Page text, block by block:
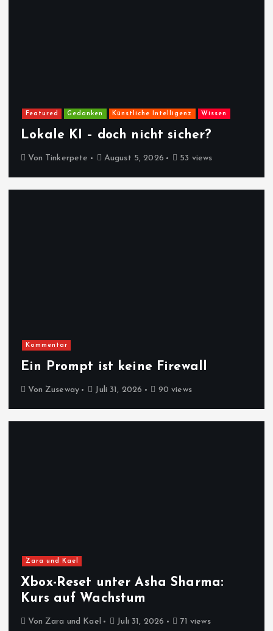
Featured Gedanken Künstliche Intelligenz Wissen
Lokale KI – doch nicht sicher?
Von Tinkerpete August 5, 2026 53 views
Kommentar
Ein Prompt ist keine Firewall
Von Zuseway Juli 31, 2026 90 views
Zara und Kael
Xbox-Reset unter Asha Sharma:
Kurs auf Wachstum
Von Zara und Kael Juli 31, 2026 71 views